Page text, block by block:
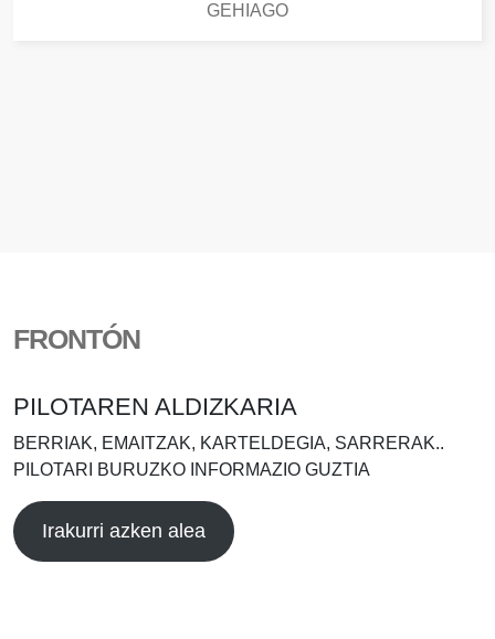
GEHIAGO
FRONTÓN
PILOTAREN ALDIZKARIA
BERRIAK, EMAITZAK, KARTELDEGIA, SARRERAK..
PILOTARI BURUZKO INFORMAZIO GUZTIA
Irakurri azken alea